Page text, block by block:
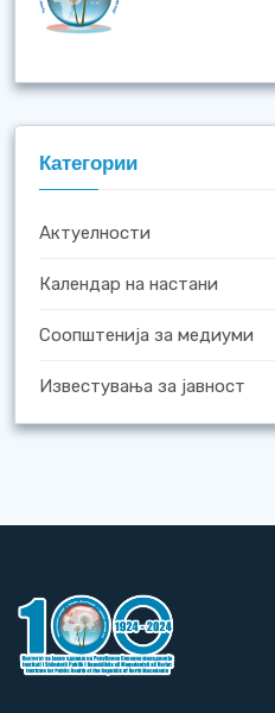
Категории
Актуелности
Календар на настани
Соопштенија за медиуми
Известувања за јавност